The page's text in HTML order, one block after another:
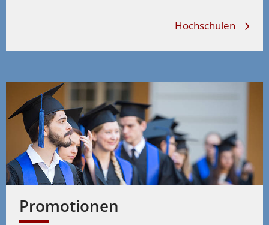
Hochschulen
Promotionen